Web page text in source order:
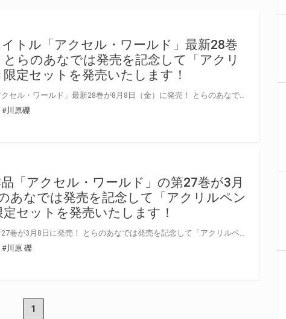
トル「アクセル・ワールド」最新28巻
らのあなでは発売を記念して「アクリ
定セットを発売いたします！
#川原礫
「アクセル・ワールド」の第27巻が3月
あなでは発売を記念して「アクリルペン
セットを発売いたします！
#川原 礫
1